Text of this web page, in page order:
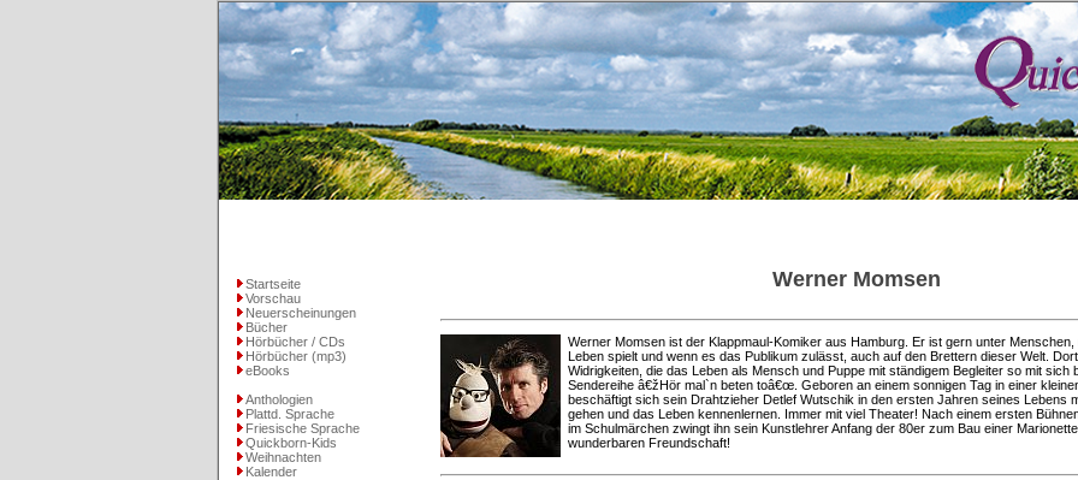
Startseite
Vorschau
Neuerscheinungen
Bücher
Hörbücher / CDs
Hörbücher (mp3)
eBooks
Anthologien
Plattd. Sprache
Friesische Sprache
Quickborn-Kids
Weihnachten
Kalender
Werner Momsen
Werner Momsen ist der Klappmaul-Komiker aus Hamburg. Er ist gern unter Menschen,
Leben spielt und wenn es das Publikum zulässt, auch auf den Brettern dieser Welt.
Widrigkeiten, die das Leben als Mensch und Puppe mit ständigem Begleiter so mit sich
Sendereihe â€žHör mal`n beten toâ€œ. Geboren an einem sonnigen Tag in einer
beschäftigt sich sein Drahtzieher Detlef Wutschik in den ersten Jahren seines Lebens
gehen und das Leben kennenlernen. Immer mit viel Theater! Nach einem ersten
im Schulmärchen zwingt ihn sein Kunstlehrer Anfang der 80er zum Bau einer
wunderbaren Freundschaft!